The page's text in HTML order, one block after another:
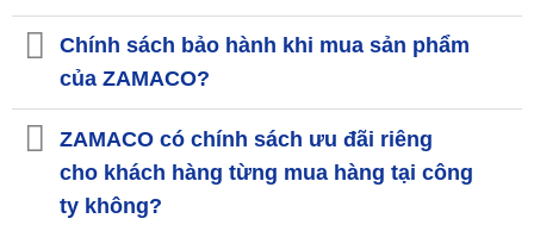
Chính sách bảo hành khi mua sản phẩm
của ZAMACO?
ZAMACO có chính sách ưu đãi riêng
cho khách hàng từng mua hàng tại công
ty không?